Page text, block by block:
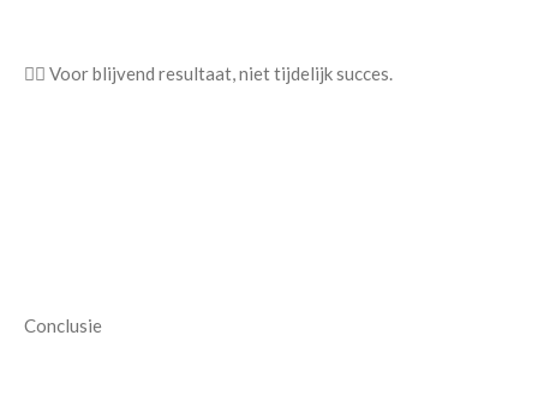
👉🏿 Voor blijvend resultaat, niet tijdelijk succes.
Conclusie